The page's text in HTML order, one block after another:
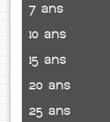
7 ans
10 ans
15 ans
20 ans
25 ans